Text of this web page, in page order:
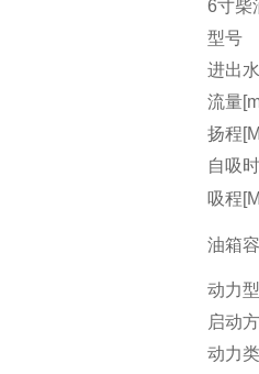
6寸柴
型号
进出
流量
扬程
自吸
吸程
油箱
动力
启动
动力